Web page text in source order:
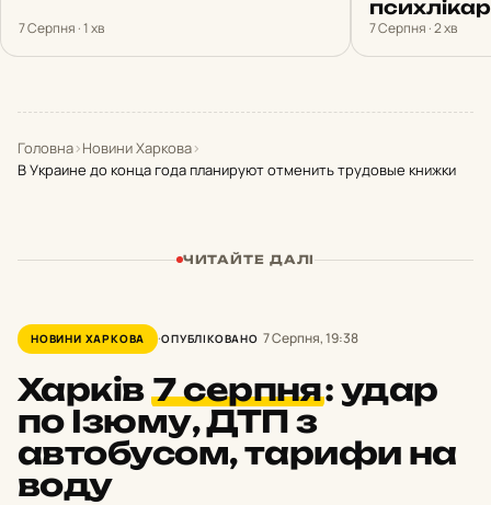
7 Серпня · 1 хв 7 Серпня · 2 хв
Головна›Новини Харкова›
В Украине до конца года планируют отменить трудовые книжки
ЧИТАЙТЕ ДАЛІ
НОВИНИ ХАРКОВА ОПУБЛІКОВАНО 7 Серпня, 19:38
Харків7 серпня: удар
по Ізюму, ДТП з
автобусом, тарифи на
воду